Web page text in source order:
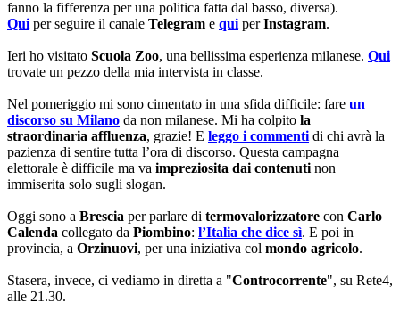
fanno la fifferenza per una politica fatta dal basso, diversa).
Qui per seguire il canale Telegram e qui perInstagram.
Ieri ho visitato Scuola Zoo, una bellissima esperienza milanese. Qui
trovate un pezzo della mia intervista in classe.
Nel pomeriggio mi sono cimentato in una sfida difficile: fare un
discorso su Milano da non milanese. Mi ha colpito la
straordinaria affluenza, grazie! E leggo i commenti di chi avrà la
pazienza di sentire tutta l’ora di discorso. Questa campagna
elettorale è difficile ma va impreziosita dai contenuti non
immiserita solo sugli slogan.
Oggi sono a Brescia per parlare di termovalorizzatore con Carlo
Calenda collegato da Piombino: l’Italia che dice sì. E poi in
provincia, a Orzinuovi, per una iniziativa col mondo agricolo.
Stasera, invece, ci vediamo in diretta a "Controcorrente", su Rete4,
alle 21.30.